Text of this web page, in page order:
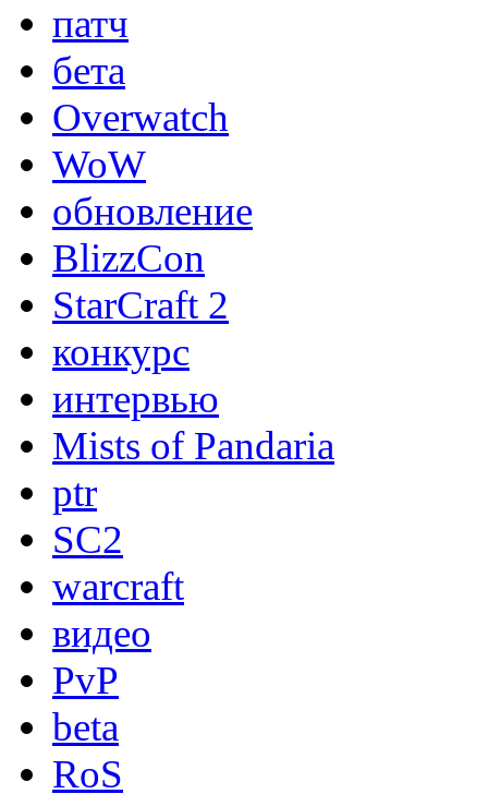
патч
бета
Overwatch
WoW
обновление
BlizzCon
StarCraft 2
конкурс
интервью
Mists of Pandaria
ptr
SC2
warcraft
видео
PvP
beta
RoS